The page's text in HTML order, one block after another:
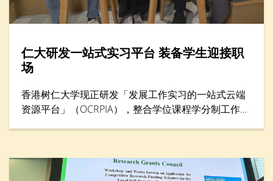
仁大研发一站式实习平台 装备学生迎接职
场
香港树仁大学现正研发「发展工作实习的一站式云端
资源平台」（OCRPIA），整合学位课程学分制工作实
料数据库，促进与本地及海外工作实习机构的联系，